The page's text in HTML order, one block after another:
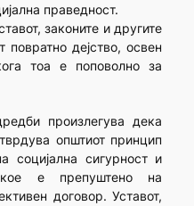
праведност.
законите и другите
дејство, освен
тоа е поповолно за
произлегува дека
општиот принцип
социјална сигурност и
кое е препуштено на
договор. Уставот,